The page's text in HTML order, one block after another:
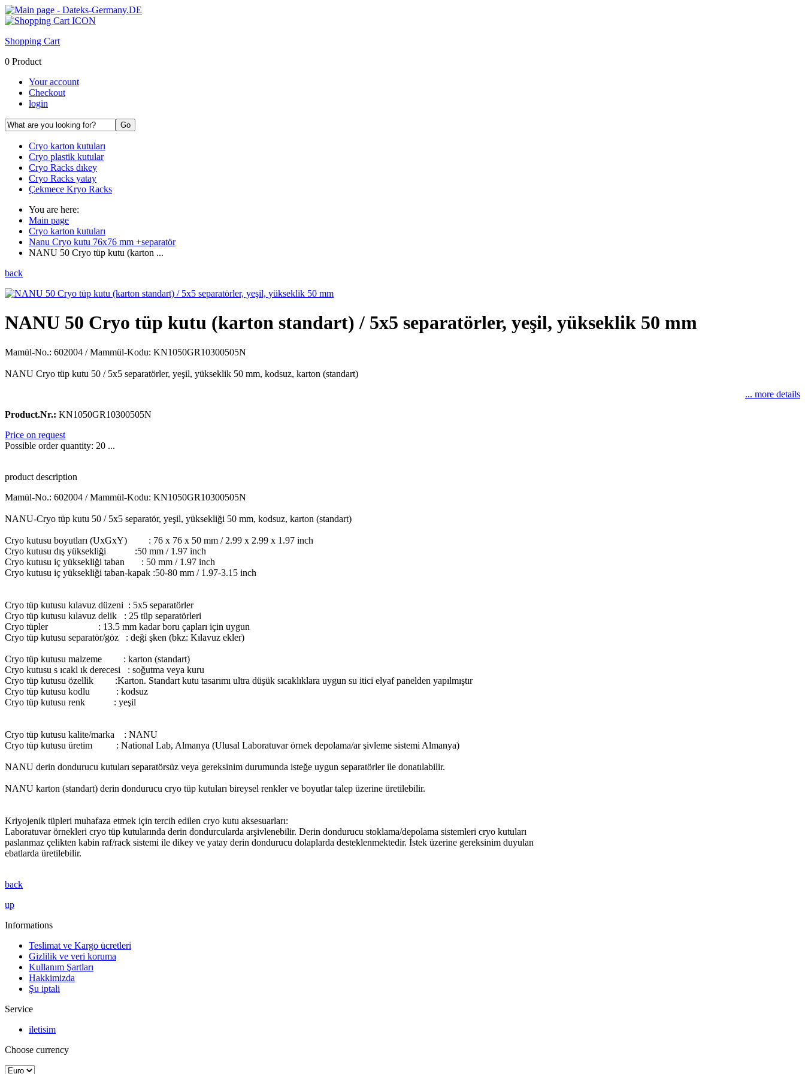
Shopping Cart
0 Product
Your account
Checkout
login
Cryo karton kutuları
Cryo plastik kutular
Cryo Racks dıkey
Cryo Racks yatay
Çekmece Kryo Racks
You are here:
Main page
Cryo karton kutuları
Nanu Cryo kutu 76x76 mm +separatör
NANU 50 Cryo tüp kutu (karton ...
back
NANU 50 Cryo tüp kutu (karton standart) / 5x5 separatörler, yeşil, yükseklik 50 mm
Mamül-No.: 602004 / Mammül-Kodu: KN1050GR10300505N
NANU Cryo tüp kutu 50 / 5x5 separatörler, yeşil, yükseklik 50 mm, kodsuz, karton (standart)
... more details
Product.Nr.: KN1050GR10300505N
Price on request
Possible order quantity: 20 ...
product description
Mamül-No.: 602004 / Mammül-Kodu: KN1050GR10300505N
NANU-Cryo tüp kutu 50 / 5x5 separatör, yeşil, yüksekliği 50 mm, kodsuz, karton (standart)
Cryo kutusu boyutları (UxGxY) : 76 x 76 x 50 mm / 2.99 x 2.99 x 1.97 inch
Cryo kutusu dış yüksekliği :50 mm / 1.97 inch
Cryo kutusu iç yüksekliği taban : 50 mm / 1.97 inch
Cryo kutusu iç yüksekliği taban-kapak :50-80 mm / 1.97-3.15 inch
Cryo tüp kutusu kılavuz düzeni : 5x5 separatörler
Cryo tüp kutusu kılavuz delik : 25 tüp separatörleri
Cryo tüpler : 13.5 mm kadar boru çapları için uygun
Cryo tüp kutusu separatör/göz : deği şken (bkz: Kılavuz ekler)
Cryo tüp kutusu malzeme : karton (standart)
Cryo kutusu s ıcakl ık derecesi : soǧutma veya kuru
Cryo tüp kutusu özellik :Karton. Standart kutu tasarımı ultra düşük sıcaklıklara uygun su itici elyaf panelden yapılmıştır
Cryo tüp kutusu kodlu : kodsuz
Cryo tüp kutusu renk : yeşil
Cryo tüp kutusu kalite/marka : NANU
Cryo tüp kutusu üretim : National Lab, Almanya (Ulusal Laboratuvar örnek depolama/ar şivleme sistemi Almanya)
NANU derin dondurucu kutuları separatörsüz veya gereksinim durumunda isteğe uygun separatörler ile donatılabilir.
NANU karton (standart) derin dondurucu cryo tüp kutuları bireysel renkler ve boyutlar talep üzerine üretilebilir.
Kriyojenik tüpleri muhafaza etmek için tercih edilen cryo kutu aksesuarları:
Laboratuvar örnekleri cryo tüp kutularında derin dondurcularda arşivlenebilir. Derin dondurucu stoklama/depolama sistemleri cryo kutuları
paslanmaz çelikten kabin raf/rack sistemi ile dikey ve yatay derin dondurucu dolaplarda desteklenmektedir. İstek üzerine gereksinim duyulan
ebatlarda üretilebilir.
back
up
Informations
Teslimat ve Kargo ücretleri
Gizlilik ve veri koruma
Kullanım Şartları
Hakkimizda
Şu iptali
Service
iletisim
Choose currency